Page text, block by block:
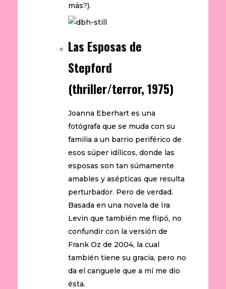
más?).
Las Esposas de
Stepford
(thriller/terror, 1975)
Joanna Eberhart es una
fotógrafa que se muda con su
familia a un barrio periférico de
esos súper idílicos, donde las
esposas son tan súmamente
amables y asépticas que resulta
perturbador. Pero de verdad.
Basada en una novela de Ira
Levin que también me flipó, no
confundir con la versión de
Frank Oz de 2004, la cual
también tiene su gracia, pero no
da el canguele que a mí me dio
ésta.